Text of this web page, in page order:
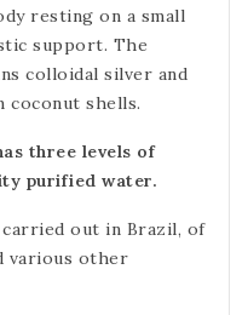
resting on a small
support. The
colloidal silver and
coconut shells.
three levels of
purified water.
out in Brazil, of
various other